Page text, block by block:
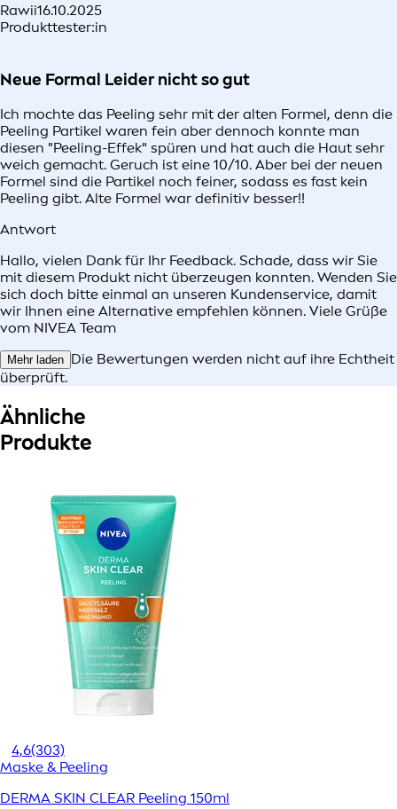
Rawii16.10.2025
Produkttester:in
Neue Formal Leider nicht so gut
Ich mochte das Peeling sehr mit der alten Formel, denn die
Peeling Partikel waren fein aber dennoch konnte man
diesen "Peeling-Effek" spüren und hat auch die Haut sehr
weich gemacht. Geruch ist eine 10/10. Aber bei der neuen
Formel sind die Partikel noch feiner, sodass es fast kein
Peeling gibt. Alte Formel war definitiv besser!!
Antwort
Hallo, vielen Dank für Ihr Feedback. Schade, dass wir Sie
mit diesem Produkt nicht überzeugen konnten. Wenden Sie
sich doch bitte einmal an unseren Kundenservice, damit
wir Ihnen eine Alternative empfehlen können. Viele Grüße
vom NIVEA Team
Mehr laden Die Bewertungen werden nicht auf ihre Echtheit
überprüft.
Ähnliche
Produkte
4,6(303)
Maske & Peeling
DERMA SKIN CLEAR Peeling 150ml